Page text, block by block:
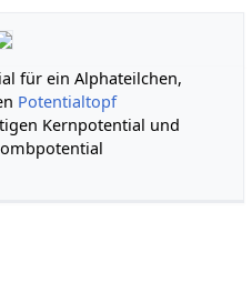
für ein Alphateilchen,
Potentialtopf
Kernpotential und